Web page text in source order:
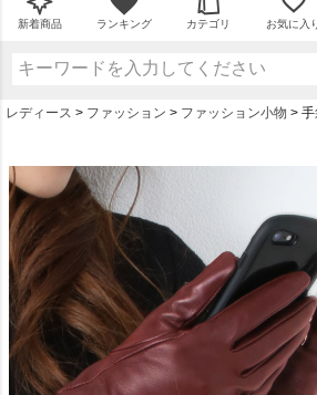
新着商品 ランキング カテゴリ お気に入
レディース ファッション ファッション小物